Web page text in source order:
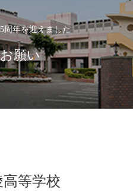
周年を迎えました
願い
等学校